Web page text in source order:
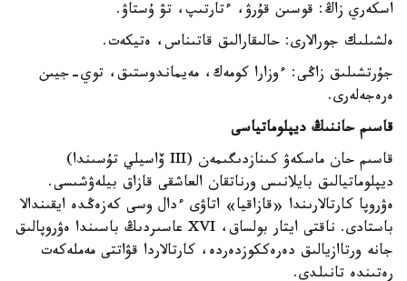
اسكەري زاڭ: قوسىن قۇرۋ، ءتارتىپ، تۋ ۇستاۋ.
ەلشىلىك جورالارى: حالىقارالىق قاتىناس، ەتيكەت.
جۇرتشىلىق زاڭى: ءوزارا كومەك، مەيماندوستىق، توي-جيىن
ەرەجەلەرى.
قاسىم حاننىڭ ديپلوماتياسى
قاسىم حان ماسكەۋ كىنازدىگىمەن (III ۆاسيلي تۇسىندا)
ديپلوماتيالىق بايلانىس ورناتقان العاشقى قازاق بيلەۋشىسى.
ەۋروپا كارتالارىندا «قازاقيا» اتاۋى ءدال وسى كەزەڭدە ايقىندالا
باستادى. ناقتى ايتار بولساق، XVI عاسىردىڭ باسىندا ەۋروپالىق
جانە ورتاازيالىق دەرەككوزدەردە، كارتالاردا قۋاتتى مەملەكەت
رەتىندە تانىلدى.